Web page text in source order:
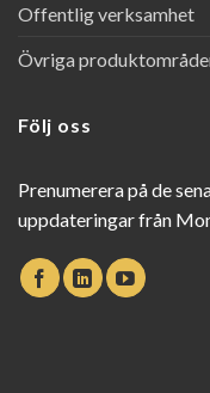
Offentlig verksamhet
Övriga
Följ oss
Prenumerera på de
uppdateringar från